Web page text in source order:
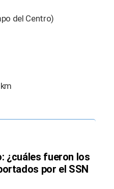
del Centro)
¿cuáles fueron los
por el SSN